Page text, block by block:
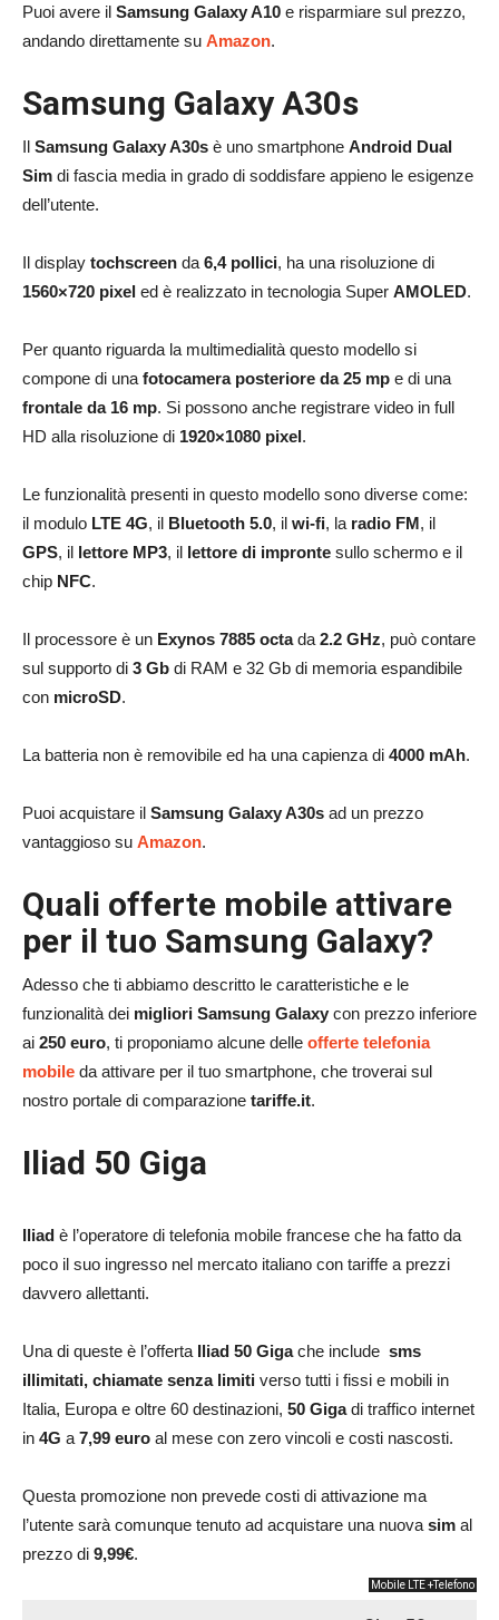
Puoi avere il Samsung Galaxy A10 e risparmiare sul prezzo,
andando direttamente su Amazon.
Samsung Galaxy A30s
Il Samsung Galaxy A30s è uno smartphone Android Dual
Sim di fascia media in grado di soddisfare appieno le esigenze
dell’utente.
Il display tochscreen da 6,4 pollici, ha una risoluzione di
1560×720 pixel ed è realizzato in tecnologia Super AMOLED.
Per quanto riguarda la multimedialità questo modello si
compone di una fotocamera posteriore da 25 mp e di una
frontale da 16 mp. Si possono anche registrare video in full
HD alla risoluzione di 1920×1080 pixel.
Le funzionalità presenti in questo modello sono diverse come:
il modulo LTE 4G, il Bluetooth 5.0, il wi-fi, la radio FM, il
GPS, il lettore MP3, il lettore di impronte sullo schermo e il
chip NFC.
Il processore è un Exynos 7885 octada 2.2 GHz, può contare
sul supporto di 3 Gb di RAM e 32 Gb di memoria espandibile
con microSD.
La batteria non è removibile ed ha una capienza di 4000 mAh.
Puoi acquistare il Samsung Galaxy A30s ad un prezzo
vantaggioso su Amazon.
Quali offerte mobile attivare
per il tuo Samsung Galaxy?
Adesso che ti abbiamo descritto le caratteristiche e le
funzionalità dei migliori Samsung Galaxy con prezzo inferiore
ai 250 euro, ti proponiamo alcune delle offerte telefonia
mobile da attivare per il tuo smartphone, che troverai sul
nostro portale di comparazione tariffe.it.
Iliad 50 Giga
Iliad è l’operatore di telefonia mobile francese che ha fatto da
poco il suo ingresso nel mercato italiano con tariffe a prezzi
davvero allettanti.
Una di queste è l’offerta Iliad 50 Gigache include sms
illimitati, chiamate senza limiti verso tutti i fissi e mobili in
Italia, Europa e oltre 60 destinazioni, 50 Gigadi traffico internet
in 4G a 7,99 euro al mese con zero vincoli e costi nascosti.
Questa promozione non prevede costi di attivazione ma
l’utente sarà comunque tenuto ad acquistare una nuova sim al
prezzo di 9,99€.
Mobile LTE +Telefono